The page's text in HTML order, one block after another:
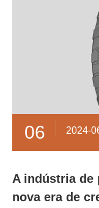
06 2024-
A indústria de
nova era de